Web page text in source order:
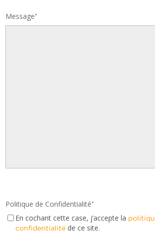
Message*
Politique de Confidentialité*
En cochant cette case, j’accepte la
confidentialité de ce site.